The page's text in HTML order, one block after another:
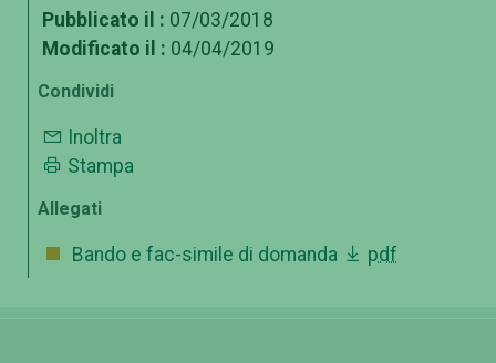
Pubblicato il : 07/03/2018
Modificato il : 04/04/2019
Condividi
Inoltra
Stampa
Allegati
Bando e fac-simile di domanda pdf